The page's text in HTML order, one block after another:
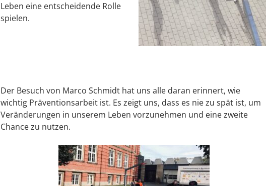
Leben eine entscheidende Rolle
spielen.
Der Besuch von Marco Schmidt hat uns alle daran erinnert, wie
wichtig Präventionsarbeit ist. Es zeigt uns, dass es nie zu spät ist, um
Veränderungen in unserem Leben vorzunehmen und eine zweite
Chance zu nutzen.